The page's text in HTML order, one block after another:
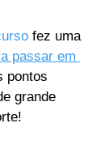
fez uma
passar em
pontos
grande